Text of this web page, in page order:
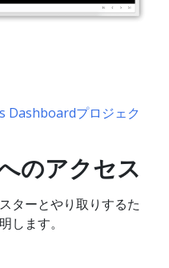
Dashboardプロジェク
のアクセス
ターとやり取りするた
します。